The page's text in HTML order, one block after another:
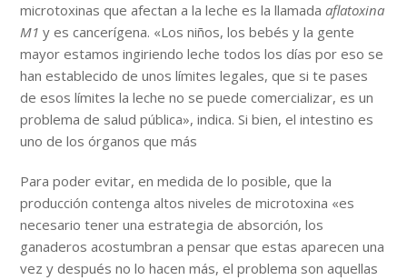
microtoxinas que afectan a la leche es la llamadaaflatoxina
M1y es cancerígena. «Los niños, los bebés y la gente
mayor estamos ingiriendo leche todos los días por eso se
han establecido de unos límites legales, que si te pases
de esos límites la leche no se puede comercializar, es un
problema de salud pública», indica. Si bien, el intestino es
uno de los órganos que más
Para poder evitar, en medida de lo posible, que la
producción contenga altos niveles de microtoxina «es
necesario tener una estrategia de absorción, los
ganaderos acostumbran a pensar que estas aparecen una
vez y después no lo hacen más, el problema son aquellas